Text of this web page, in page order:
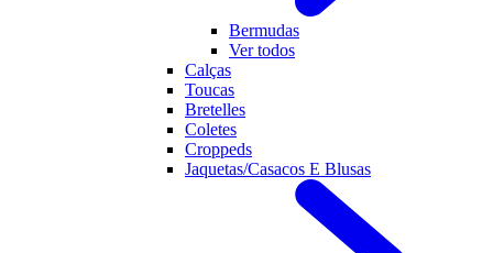
Bermudas
Ver todos
Calças
Toucas
Bretelles
Coletes
Croppeds
Jaquetas/Casacos E Blusas